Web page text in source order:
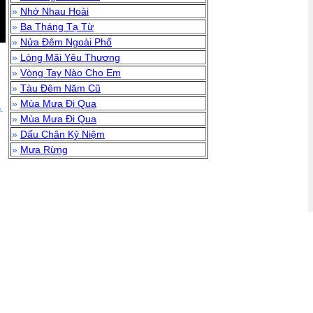
» Nhớ Nhau Hoài
» Ba Tháng Tạ Từ
» Nửa Đêm Ngoài Phố
» Lòng Mãi Yêu Thương
» Vòng Tay Nào Cho Em
» Tàu Đêm Năm Cũ
» Mùa Mưa Đi Qua
» Mùa Mưa Đi Qua
» Dấu Chân Kỷ Niệm
» Mưa Rừng